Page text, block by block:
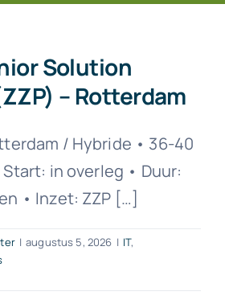
Opdrachten
Over onsSolution
– Rotterdam
/ Hybride • 36-40
in overleg • Duur:
• Inzet: ZZP […]
| augustus 5, 2026 | IT,